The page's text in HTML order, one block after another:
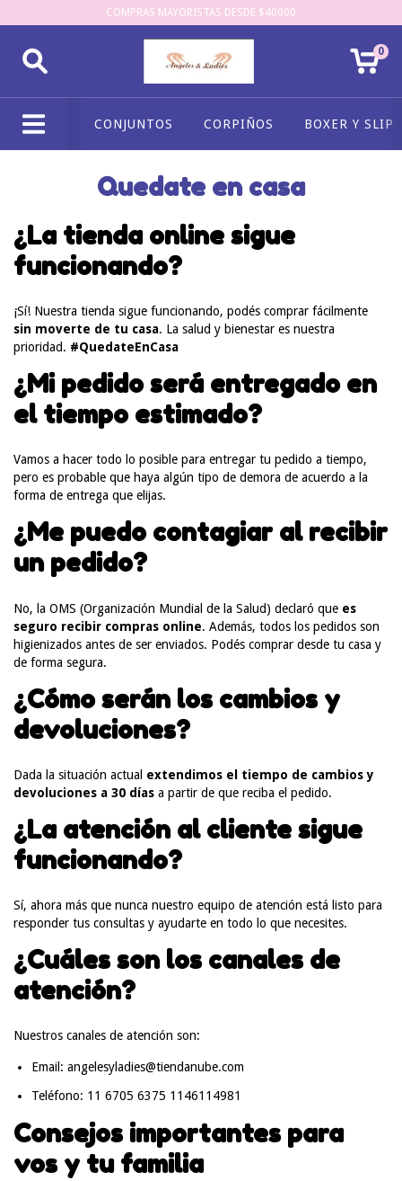
COMPRAS MAYORISTAS DESDE $40000
0
CONJUNTOS CORPIÑOS BOXER Y SLIP
Quedate en casa
¿La tienda online sigue
funcionando?
¡Sí! Nuestra tienda sigue funcionando, podés comprar fácilmente
sin moverte de tu casa. La salud y bienestar es nuestra
prioridad. #QuedateEnCasa
¿Mi pedido será entregado en
el tiempo estimado?
Vamos a hacer todo lo posible para entregar tu pedido a tiempo,
pero es probable que haya algún tipo de demora de acuerdo a la
forma de entrega que elijas.
¿Me puedo contagiar al recibir
un pedido?
No, la OMS (Organización Mundial de la Salud) declaró que es
seguro recibir compras online. Además, todos los pedidos son
higienizados antes de ser enviados. Podés comprar desde tu casa y
de forma segura.
¿Cómo serán los cambios y
devoluciones?
Dada la situación actual extendimos el tiempo de cambios y
devoluciones a 30 días a partir de que reciba el pedido.
¿La atención al cliente sigue
funcionando?
Sí, ahora más que nunca nuestro equipo de atención está listo para
responder tus consultas y ayudarte en todo lo que necesites.
¿Cuáles son los canales de
atención?
Nuestros canales de atención son:
Email: angelesyladies@tiendanube.com
Teléfono: 11 6705 6375 1146114981
Consejos importantes para
vos y tu familia